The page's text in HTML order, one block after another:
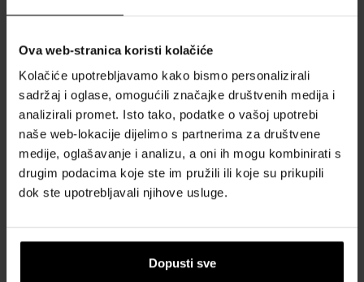
Ova web-stranica koristi kolačiće
Kolačiće upotrebljavamo kako bismo personalizirali
sadržaj i oglase, omogućili značajke društvenih medija i
analizirali promet. Isto tako, podatke o vašoj upotrebi
naše web-lokacije dijelimo s partnerima za društvene
medije, oglašavanje i analizu, a oni ih mogu kombinirati s
drugim podacima koje ste im pružili ili koje su prikupili
dok ste upotrebljavali njihove usluge.
Dopusti sve
Kontakt
Sustav vjernosti
Opći uvjeti poslovanja
Zaštita privatnosti
OBRAZAC ZA REKLAMACIJU
Način dostave
Zašto parfemi i satovi od nas?